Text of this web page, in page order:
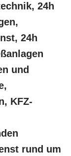
24h
24h
und
KFZ-
rund um